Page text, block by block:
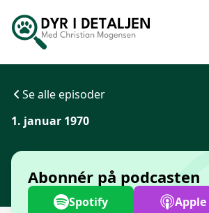
Se alle episoder
1. januar 1970
Abonnér på podcasten
Spotify Apple